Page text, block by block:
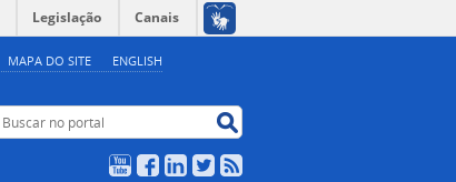
MAPA DO SITE ENGLISH
Legislação Canais
Buscar no portal
YouTubeFacebookLinkedIn
Twitter